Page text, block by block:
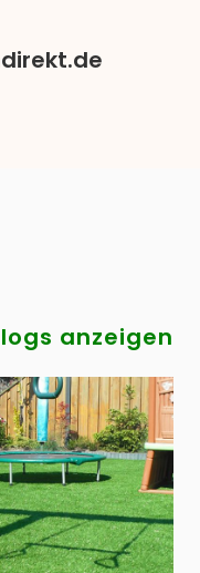
anzeigen